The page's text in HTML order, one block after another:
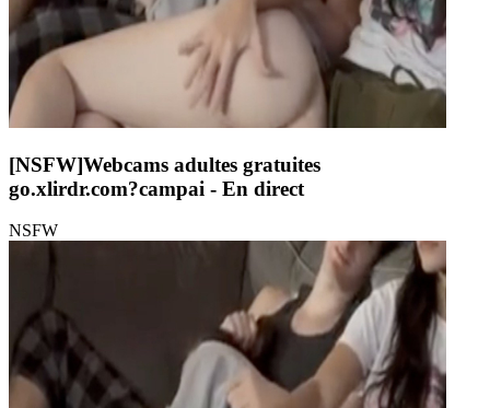
[NSFW]Webcams adultes gratuites
go.xlirdr.com?campai - En direct
NSFW